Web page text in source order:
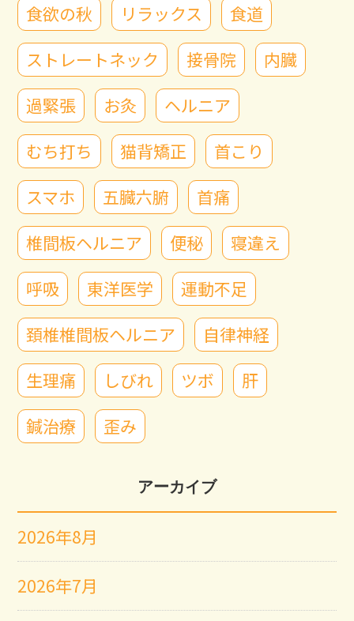
食欲の秋
リラックス
食道
ストレートネック
接骨院
内臓
過緊張
お灸
ヘルニア
むち打ち
猫背矯正
首こり
スマホ
五臓六腑
首痛
椎間板ヘルニア
便秘
寝違え
呼吸
東洋医学
運動不足
頚椎椎間板ヘルニア
自律神経
生理痛
しびれ ツボ
肝
鍼治療
歪み
アーカイブ
2026年8月
2026年7月